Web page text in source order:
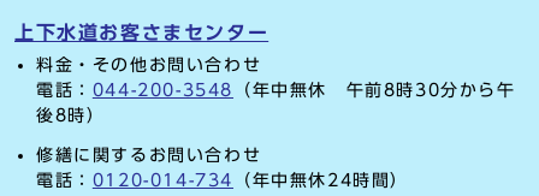
上下水道お客さまセンター
料金・その他お問い合わせ
電話： 044-200-3548
（年中無休 午前8時30分から午
後8時）
修繕に関するお問い合わせ
電話： 0120-014-734 （年中無休24時間）